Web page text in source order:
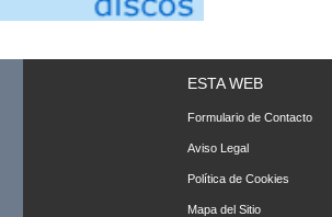
ESTA WEB
Formulario de Contacto
Aviso Legal
Política de Cookies
Mapa del Sitio